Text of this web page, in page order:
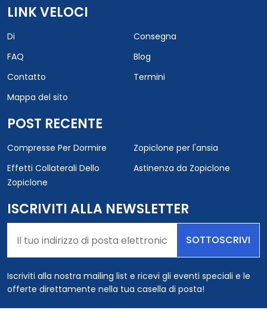
LINK VELOCI
Di
Consegna
FAQ
Blog
Contatto
Termini
Mappa del sito
POST RECENTE
Compresse Per Dormire
Zopiclone per l'ansia
Effetti Collaterali Dello
Zopiclone
Astinenza da Zopiclone
ISCRIVITI ALLA NEWSLETTER
SOTTOSCRIVI
Iscriviti alla nostra mailing list e ricevi gli eventi speciali e le
offerte direttamente nella tua casella di posta!